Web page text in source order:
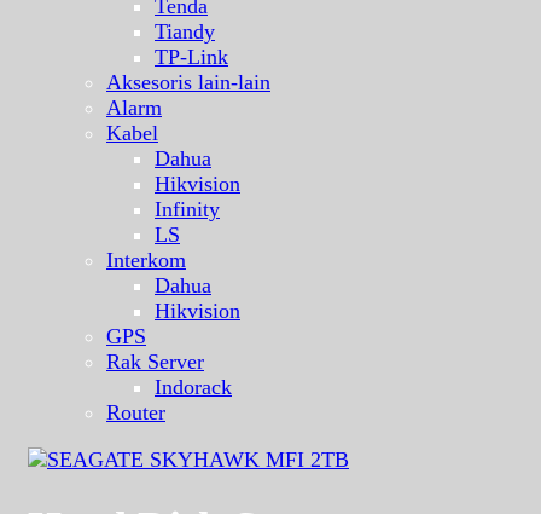
Tenda
Tiandy
TP-Link
Aksesoris lain-lain
Alarm
Kabel
Dahua
Hikvision
Infinity
LS
Interkom
Dahua
Hikvision
GPS
Rak Server
Indorack
Router